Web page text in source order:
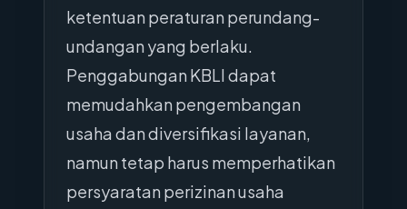
ketentuan peraturan perundang-
undangan yang berlaku.
Penggabungan KBLI dapat
memudahkan pengembangan
usaha dan diversifikasi layanan,
namun tetap harus memperhatikan
persyaratan perizinan usaha